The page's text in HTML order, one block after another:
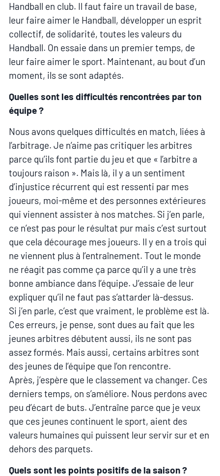
Handball en club. Il faut faire un travail de base,
leur faire aimer le Handball, développer un esprit
collectif, de solidarité, toutes les valeurs du
Handball. On essaie dans un premier temps, de
leur faire aimer le sport. Maintenant, au bout d’un
moment, ils se sont adaptés.
Quelles sont les difficultés rencontrées par ton
équipe ?
Nous avons quelques difficultés en match, liées à
l’arbitrage. Je n’aime pas critiquer les arbitres
parce qu’ils font partie du jeu et que « l’arbitre a
toujours raison ». Mais là, il y a un sentiment
d’injustice récurrent qui est ressenti par mes
joueurs, moi-même et des personnes extérieures
qui viennent assister à nos matches. Si j’en parle,
ce n’est pas pour le résultat pur mais c’est surtout
que cela décourage mes joueurs. Il y en a trois qui
ne viennent plus à l’entraînement. Tout le monde
ne réagit pas comme ça parce qu’il y a une très
bonne ambiance dans l’équipe. J’essaie de leur
expliquer qu’il ne faut pas s’attarder là-dessus.
Si j’en parle, c’est que vraiment, le problème est là.
Ces erreurs, je pense, sont dues au fait que les
jeunes arbitres débutent aussi, ils ne sont pas
assez formés. Mais aussi, certains arbitres sont
des jeunes de l’équipe que l’on rencontre.
Après, j’espère que le classement va changer. Ces
derniers temps, on s’améliore. Nous perdons avec
peu d’écart de buts. J’entraîne parce que je veux
que ces jeunes continuent le sport, aient des
valeurs humaines qui puissent leur servir sur et en
dehors des parquets.
Quels sont les points positifs de la saison ?